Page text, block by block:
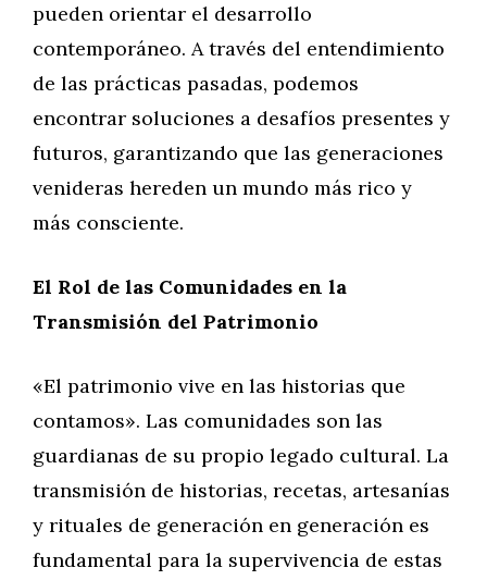
pueden orientar el desarrollo
contemporáneo. A través del entendimiento
de las prácticas pasadas, podemos
encontrar soluciones a desafíos presentes y
futuros, garantizando que las generaciones
venideras hereden un mundo más rico y
más consciente.
El Rol de las Comunidades en la
Transmisión del Patrimonio
«El patrimonio vive en las historias que
contamos». Las comunidades son las
guardianas de su propio legado cultural. La
transmisión de historias, recetas, artesanías
y rituales de generación en generación es
fundamental para la supervivencia de estas